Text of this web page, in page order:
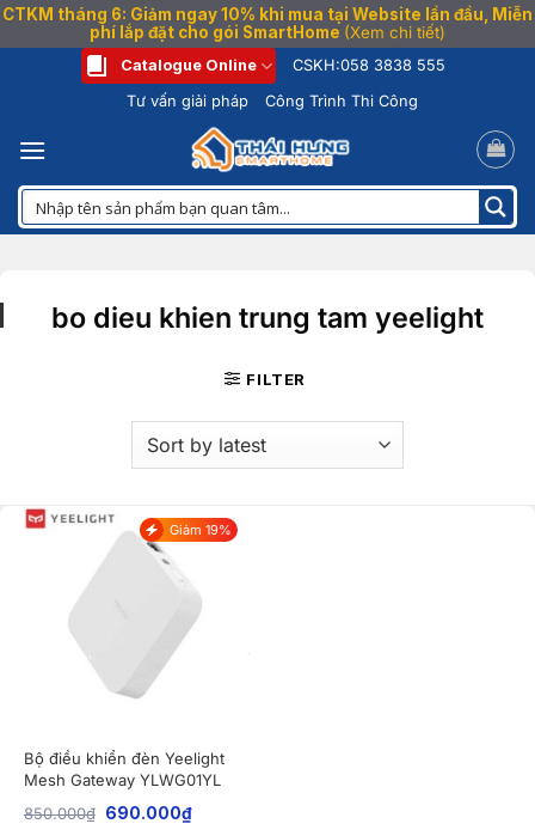
CTKM tháng 6: Giảm ngay 10% khi mua tại Website lần đầu, Miễn
phí lắp đặt cho gói SmartHome (Xem chi tiết)
dung
Catalogue Online CSKH:058 3838 555
Tư vấn giải pháp
Công Trình Thi Công
bo dieu khien trung tam yeelight
FILTER
Giảm 19%
Bộ điều khiển đèn Yeelight
Mesh Gateway YLWG01YL
850.000₫ 690.000₫